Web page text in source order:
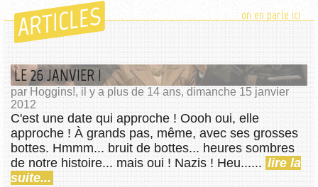
ARTICLES on en parle ici
LE 26 JANVIER !
par Hoggins!, il y a plus de 14 ans, dimanche 15 janvier
2012
C'est une date qui approche ! Oooh oui, elle
approche ! À grands pas, même, avec ses grosses
bottes. Hmmm... bruit de bottes... heures sombres
de notre histoire... mais oui ! Nazis ! Heu...... lire la
suite...